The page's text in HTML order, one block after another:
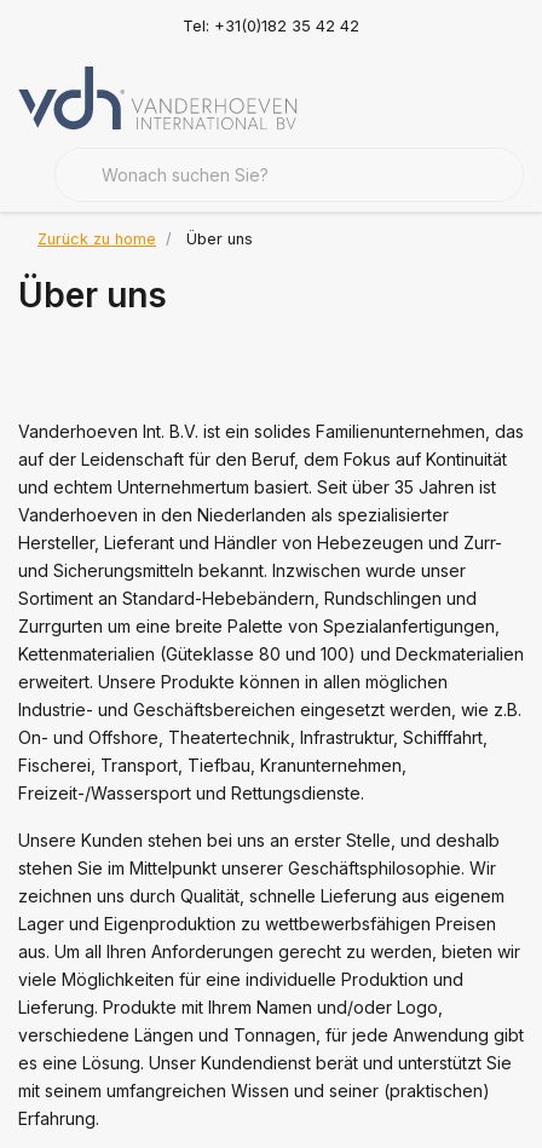
Tel: +31(0)182 35 42 42
Zurück zu home Über uns
Über uns
Vanderhoeven Int. B.V. ist ein solides Familienunternehmen, das
auf der Leidenschaft für den Beruf, dem Fokus auf Kontinuität
und echtem Unternehmertum basiert. Seit über 35 Jahren ist
Vanderhoeven in den Niederlanden als spezialisierter
Hersteller, Lieferant und Händler von Hebezeugen und Zurr-
und Sicherungsmitteln bekannt. Inzwischen wurde unser
Sortiment an Standard-Hebebändern, Rundschlingen und
Zurrgurten um eine breite Palette von Spezialanfertigungen,
Kettenmaterialien (Güteklasse 80 und 100) und Deckmaterialien
erweitert. Unsere Produkte können in allen möglichen
Industrie- und Geschäftsbereichen eingesetzt werden, wie z.B.
On- und Offshore, Theatertechnik, Infrastruktur, Schifffahrt,
Fischerei, Transport, Tiefbau, Kranunternehmen,
Freizeit-/Wassersport und Rettungsdienste.
Unsere Kunden stehen bei uns an erster Stelle, und deshalb
stehen Sie im Mittelpunkt unserer Geschäftsphilosophie. Wir
zeichnen uns durch Qualität, schnelle Lieferung aus eigenem
Lager und Eigenproduktion zu wettbewerbsfähigen Preisen
aus. Um all Ihren Anforderungen gerecht zu werden, bieten wir
viele Möglichkeiten für eine individuelle Produktion und
Lieferung. Produkte mit Ihrem Namen und/oder Logo,
verschiedene Längen und Tonnagen, für jede Anwendung gibt
es eine Lösung. Unser Kundendienst berät und unterstützt Sie
mit seinem umfangreichen Wissen und seiner (praktischen)
Erfahrung.